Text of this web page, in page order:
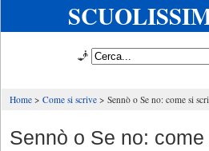
🧞
Home Come si scrive Sennò o Se no: come si
Sennò o Se no: